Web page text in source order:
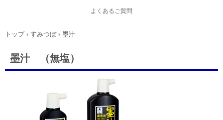
よくあるご質問
トップ › すみつぼ › 墨汁
墨汁 （無塩）